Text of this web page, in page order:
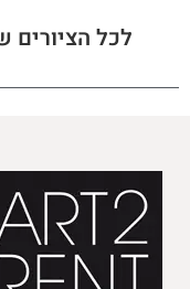
לכל